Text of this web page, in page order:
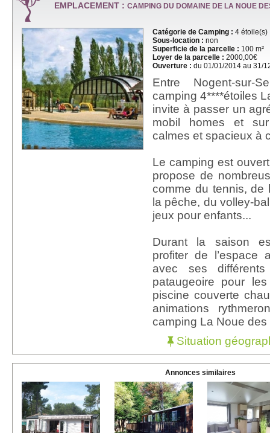
EMPLACEMENT : CAMPING DU DOMAINE DE LA NOUE
Catégorie de Camping : 4 étoile(s)
Sous-location : non
Superficie de la parcelle : 100 m²
Loyer de la parcelle : 2000,00€
Ouverture : du 01/01/2014 au 31/
Entre Nogent-sur-
camping 4****étoiles
invite à passer un
mobil homes et
calmes et spacieux à
Le camping est
propose de
comme du tennis, de
la pêche, du volley-
jeux pour enfants...
Durant la saison
profiter de l’espace
avec ses
pataugeoire pour
piscine couverte
animations
camping La Noue des
Situation
Annonces similaires